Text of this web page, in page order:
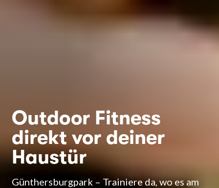
Outdoor Fitness
direkt vor deiner
Haustür
Günthersburgpark – Trainiere da, wo es am